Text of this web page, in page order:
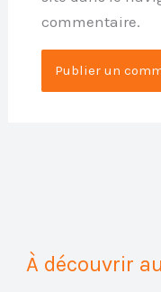
commentaire.
À découvrir